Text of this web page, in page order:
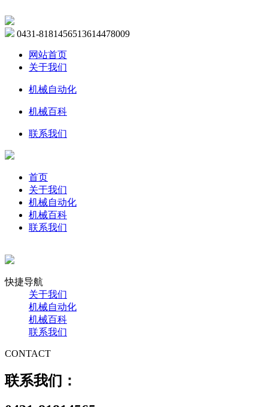
0431-8181456513614478009
网站首页
关于我们
机械自动化
机械百科
联系我们
首页
关于我们
机械自动化
机械百科
联系我们
快捷导航
关于我们
机械自动化
机械百科
联系我们
CONTACT
联系我们：